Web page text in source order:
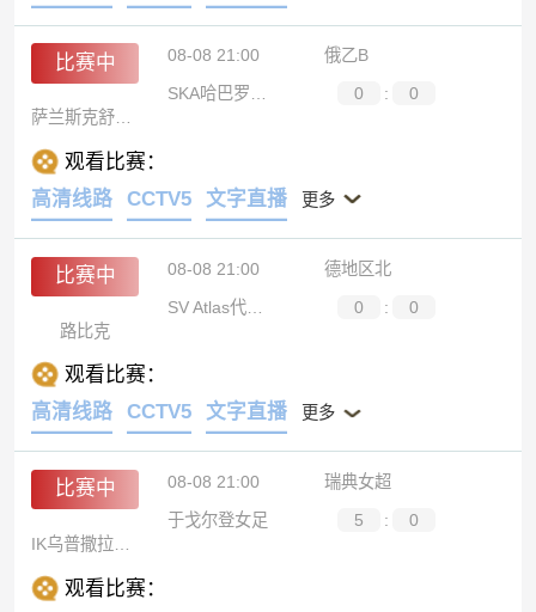
比赛中 08-08 21:00
俄乙B
SKA哈巴罗夫斯克B队
0 :
0
萨兰斯克舒姆布拉特
观看比赛：
高清线路
CCTV5 文字直播 更多
比赛中 08-08 21:00
德地区北
SV Atlas代尔门霍斯特
0 :
0
路比克
观看比赛：
高清线路
CCTV5 文字直播 更多
比赛中 08-08 21:00
瑞典女超
于戈尔登女足
5 :
0
观看比赛：